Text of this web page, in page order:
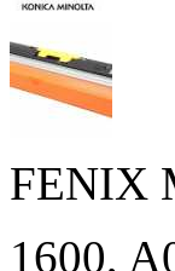
FENIX
1600,